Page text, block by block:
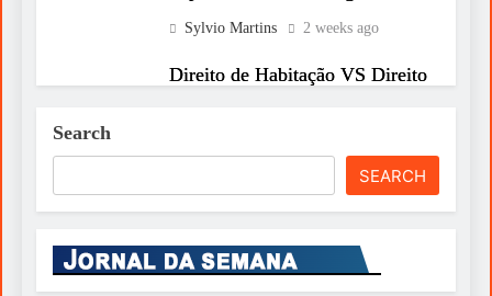
Sylvio Martins 2 weeks ago
Direito de Habitação VS Direito
2 weeks ago
INESQUECÍVEL
Entrevista Ao General Agostinho
Search
SEARCH